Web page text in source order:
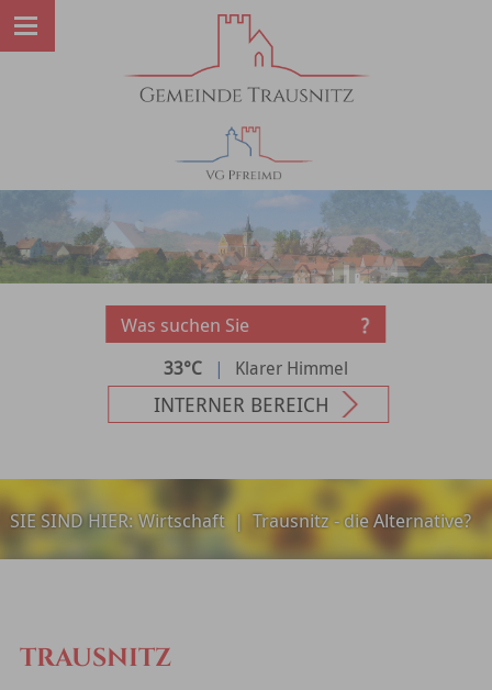
33°C | Klarer Himmel
INTERNER BEREICH
SIE SIND HIER:Wirtschaft| Trausnitz - die Alternative?
TRAUSNITZ